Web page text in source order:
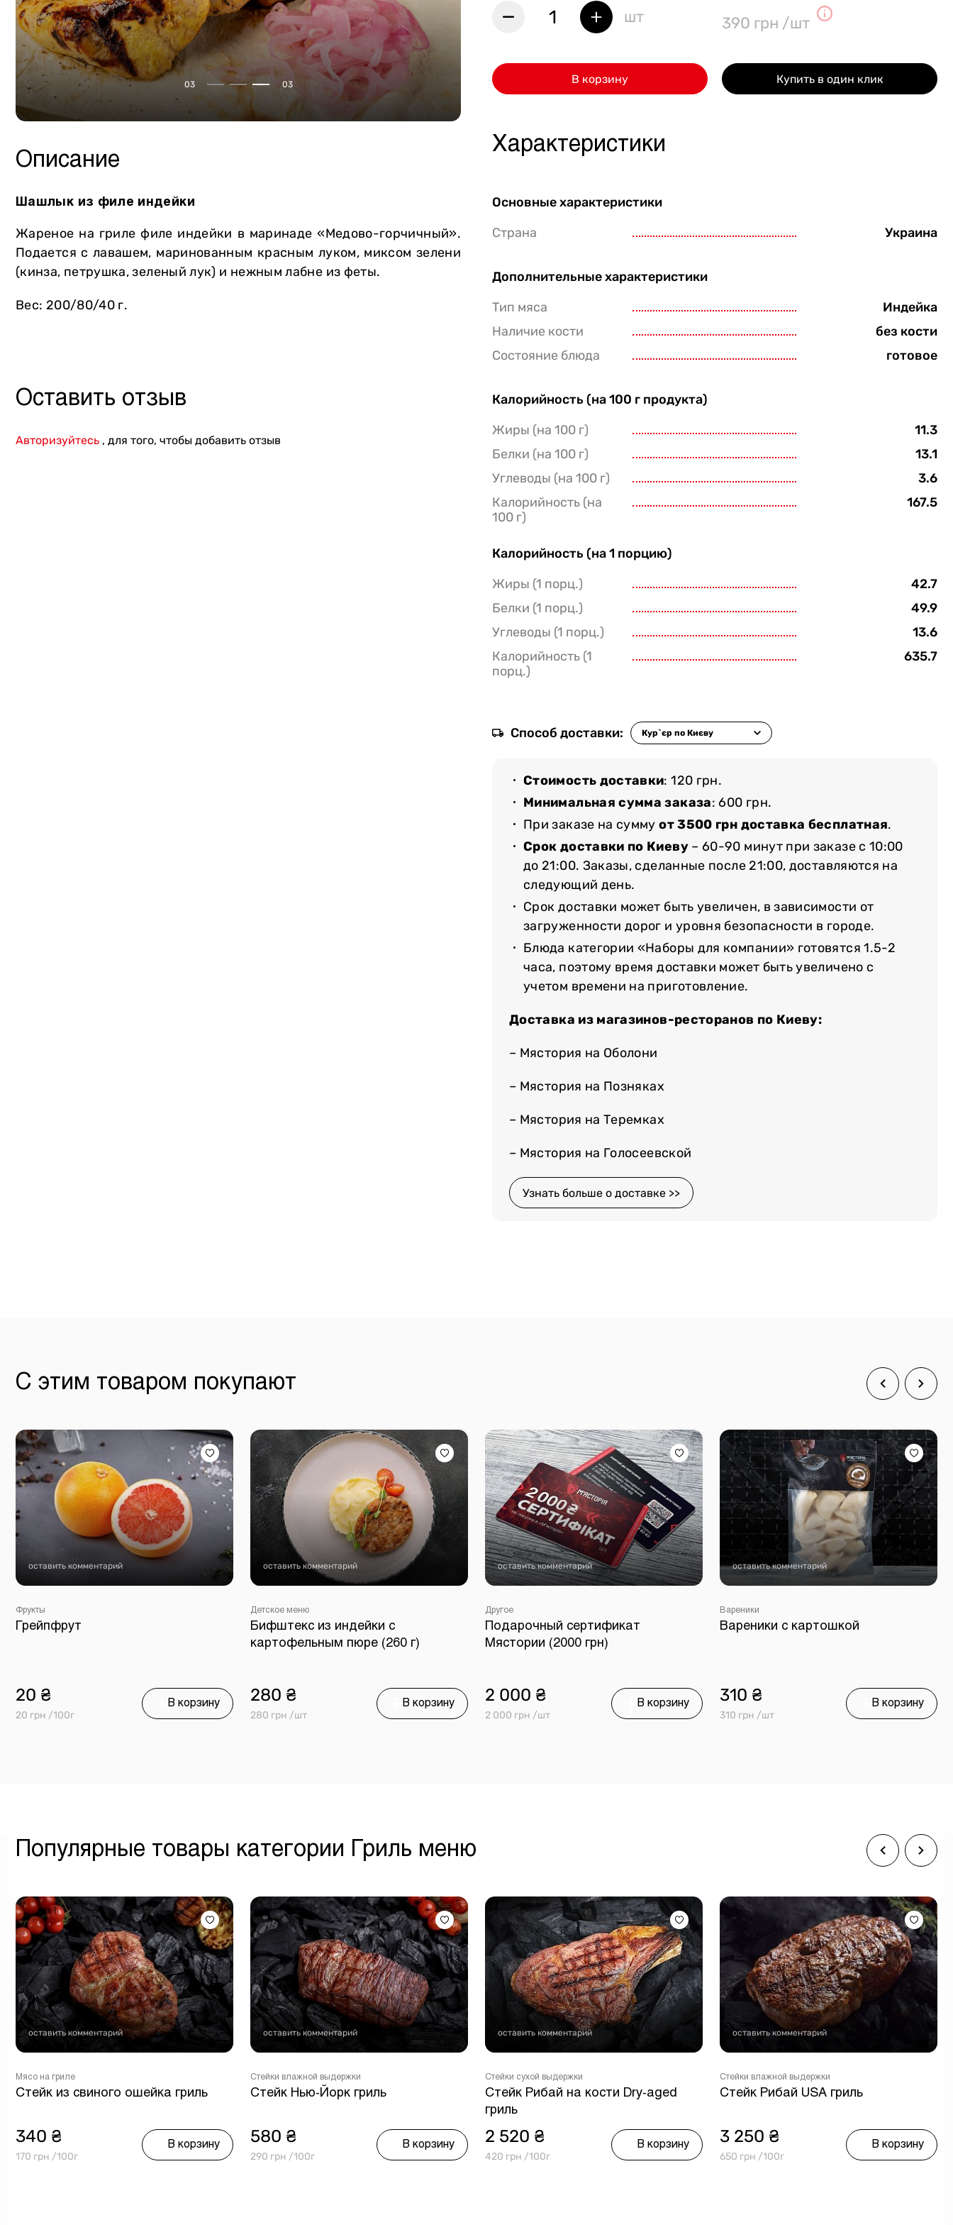
Сало
Птица
Курдючная баранина
Крольчатина
Мясторики для детей
Вареники
Овощи и зелень
Яйца
Стейки Клаб
Стейки Оссобуко
Стейки Шатобриан
Стейки из птицы
Стейки свиные
Собственное производство
Мясная продукция
Консервация
Масло
Хлеб и выпечка
Мороженое Gelarty
Специи
Уголь и аксессуары
03 03
1 шт 390 грн /шт
В корзину Купить в один клик
Характеристики
Основные характеристики
Страна
Украина
Дополнительные характеристики
Тип мяса
Индейка
Наличие кости
без кости
Состояние блюда
готовое
Калорийность (на 100 г продукта)
Жиры (на 100 г)
11.3
Белки (на 100 г)
13.1
Углеводы (на 100 г)
3.6
Калорийность (на
100 г)
167.5
Калорийность (на 1 порцию)
Жиры (1 порц.)
42.7
Белки (1 порц.)
49.9
Углеводы (1 порц.)
13.6
Калорийность (1
порц.)
635.7
Способ доставки:
Стоимость доставки: 120 грн.
Минимальная сумма заказа: 600 грн.
При заказе на суммуот 3500 грн доставка бесплатная.
Срок доставки по Киеву– 60-90 минут при заказе с 10:00
до 21:00. Заказы, сделанные после 21:00, доставляются на
следующий день.
Срок доставки может быть увеличен, в зависимости от
загруженности дорог и уровня безопасности в городе.
Блюда категории «Наборы для компании» готовятся 1.5-2
часа, поэтому время доставки может быть увеличено с
учетом времени на приготовление.
Доставка из магазинов-ресторанов по Киеву:
– Мястория на Оболони
– Мястория на Позняках
– Мястория на Теремках
– Мястория на Голосеевской
Узнать больше о доставке >>
Описание
Шашлык из филе индейки
Жареное на гриле филе индейки в маринаде «Медово-горчичный».
Подается с лавашем, маринованным красным луком, миксом зелени
(кинза, петрушка, зеленый лук) и нежным лабне из феты.
Вес: 200/80/40 г.
Оставить отзыв
Авторизуйтесь , для того, чтобы добавить отзыв
С этим товаром покупают
оставить комментарий
Фрукты
Грейпфрут
20 ₴
20 грн /100г
В корзину
оставить комментарий
Детское меню
Бифштекс из индейки с
картофельным пюре (260 г)
280 ₴
280 грн /шт
В корзину
оставить комментарий
Другое
Подарочный сертификат
Мястории (2000 грн)
2 000 ₴
2 000 грн /шт
В корзину
оставить комментарий
Вареники
Вареники с картошкой
310 ₴
310 грн /шт
В корзину
Популярные товары категории Гриль меню
оставить комментарий
Мясо на гриле
Стейк из свиного ошейка гриль
340 ₴
170 грн /100г
В корзину
оставить комментарий
Стейки влажной выдержки
Стейк Нью-Йорк гриль
580 ₴
290 грн /100г
В корзину
оставить комментарий
Стейки сухой выдержки
Стейк Рибай на кости Dry-aged
гриль
2 520 ₴
420 грн /100г
В корзину
оставить комментарий
Стейки влажной выдержки
Стейк Рибай USA гриль
3 250 ₴
650 грн /100г
В корзину